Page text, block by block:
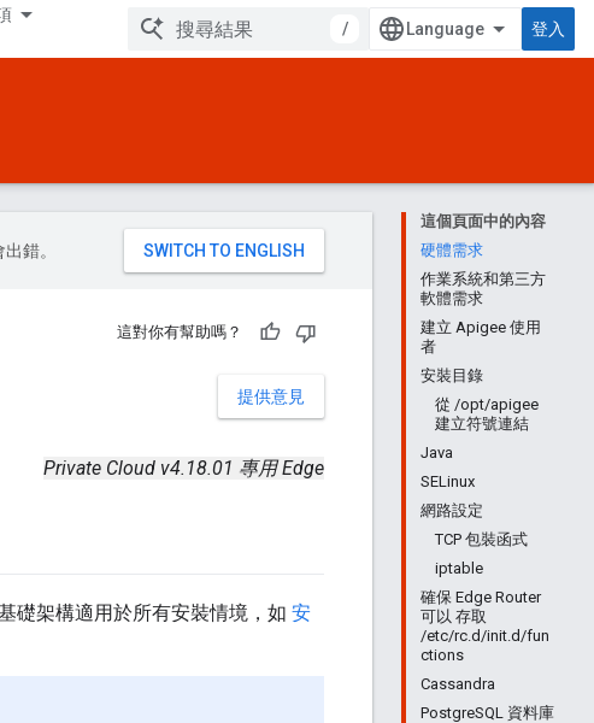
/ 登入
這個頁面中的內容
硬體需求
作業系統和第三方
軟體需求
建立 Apigee 使用
者
安裝目錄
從 /opt/apigee
建立符號連結
Java
SELinux
網路設定
TCP 包裝函式
iptable
確保 Edge Router
可以 存取
/etc/rc.d/init.d/fun
ctions
Cassandra
PostgreSQL 資料庫
錯。
這對你有幫助嗎？
提供意見
Private Cloud v4.18.01 專用 Edge
礎架構適用於所有安裝情境，如 安